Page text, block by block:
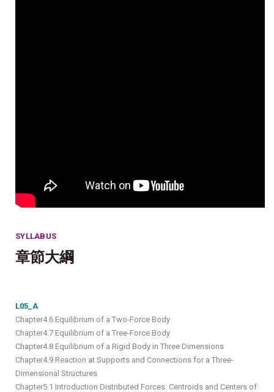
SYLLABUS
章節大綱
L05_A
Chapter4.6 Equilibrium of a Two-Force Body
Chapter4.7 Equilibrium of a Tree-Force Body
Chapter4.8 Equilibrium of a Rigid Body in Three Dimensions
Chapter4.9 Reaction at Supports and Connections for a Three-
Dimensional Structures
Chapter5.1 Introduction Distributed Forces: Centroids and Centers of